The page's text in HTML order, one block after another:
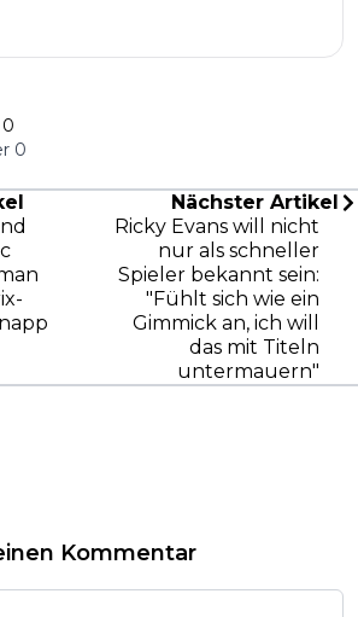
0
0
Nächster Artikel
Ricky Evans will nicht
nur als schneller
Spieler bekannt sein:
"Fühlt sich wie ein
Gimmick an, ich will
das mit Titeln
untermauern"
Kommentar